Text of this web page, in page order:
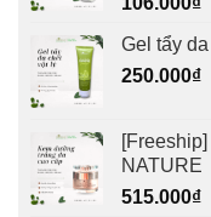
Gel tẩy
250.000₫
NATURE
515.000₫